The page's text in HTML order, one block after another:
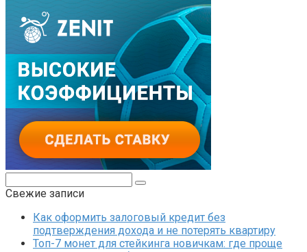
Свежие записи
Как оформить залоговый кредит без
подтверждения дохода и не потерять квартиру
Топ-7 монет для стейкинга новичкам: где проще